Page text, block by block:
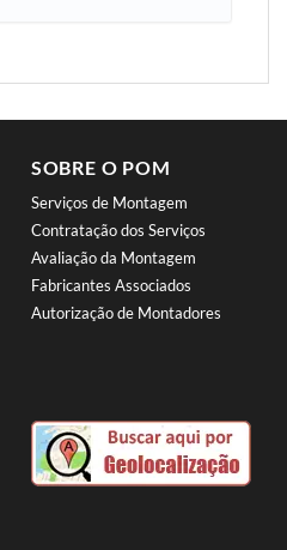
SOBRE O POM
Serviços de Montagem
Contratação dos Serviços
Avaliação da Montagem
Fabricantes Associados
Autorização de Montadores